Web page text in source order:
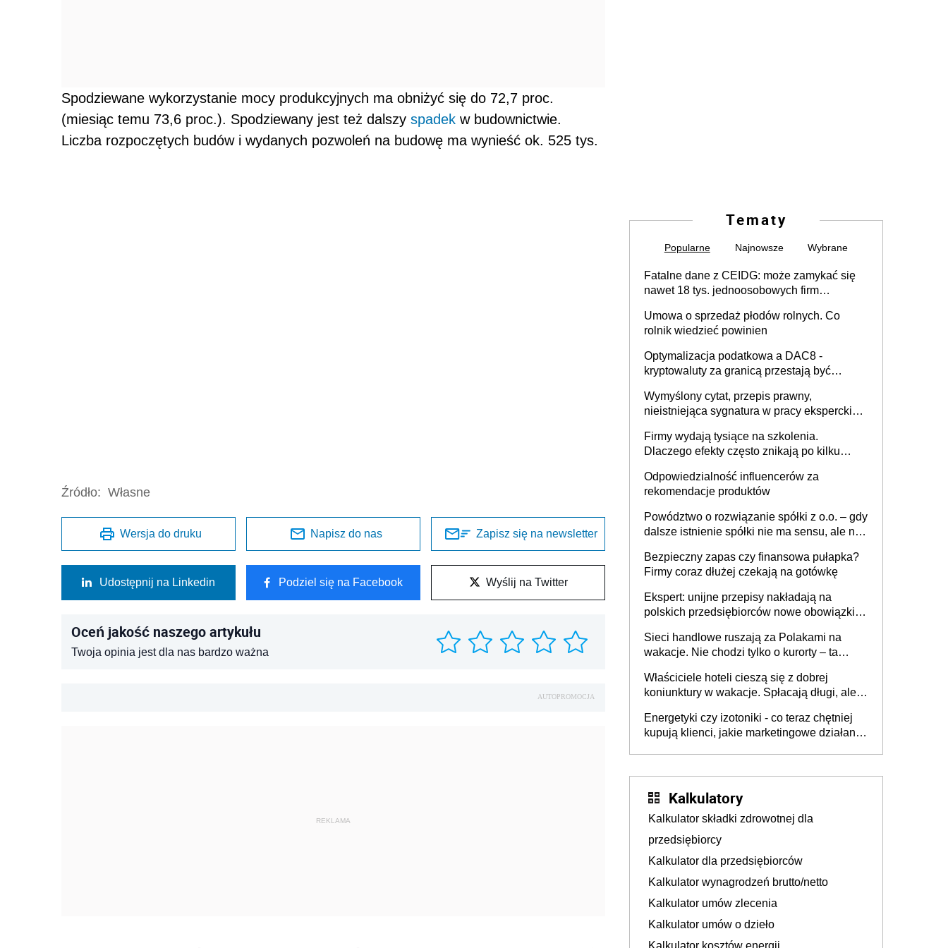
Spodziewane wykorzystanie mocy produkcyjnych ma obniżyć się do 72,7 proc.
(miesiąc temu 73,6 proc.). Spodziewany jest też dalszy spadek w budownictwie.
Liczba rozpoczętych budów i wydanych pozwoleń na budowę ma wynieść ok. 525 tys.
Źródło: Własne
Wersja do druku Napisz do nas Zapisz się na newsletter
Udostępnij na Linkedin Podziel się na Facebook Wyślij na Twitter
Oceń jakość naszego artykułu
Twoja opinia jest dla nas bardzo ważna
AUTOPROMOCJA
REKLAMA
Tematy
Popularne Najnowsze Wybrane
Fatalne dane z CEIDG: może zamykać się
nawet 18 tys. jednoosobowych firm
Umowa o sprzedaż płodów rolnych. Co
rolnik wiedzieć powinien
Optymalizacja podatkowa a DAC8 -
kryptowaluty za granicą przestają być
Wymyślony cytat, przepis prawny,
nieistniejąca sygnatura w pracy eksperckiej -
firmie
Firmy wydają tysiące na szkolenia.
Dlaczego efekty często znikają po kilku
Odpowiedzialność influencerów za
rekomendacje produktów
Powództwo o rozwiązanie spółki z o.o. – gdy
dalsze istnienie spółki nie ma sensu, ale nie
Bezpieczny zapas czy finansowa pułapka?
Firmy coraz dłużej czekają na gotówkę
Ekspert: unijne przepisy nakładają na
polskich przedsiębiorców nowe obowiązki w
Sieci handlowe ruszają za Polakami na
wakacje. Nie chodzi tylko o kurorty – ta
tam, gdzie wielu spędzi urlop po cichu
Właściciele hoteli cieszą się z dobrej
koniunktury w wakacje. Spłacają długi, ale
Energetyki czy izotoniki - co teraz chętniej
kupują klienci, jakie marketingowe działania
Kalkulatory
Kalkulator składki zdrowotnej dla
przedsiębiorcy
Kalkulator dla przedsiębiorców
Kalkulator wynagrodzeń brutto/netto
Kalkulator umów zlecenia
Kalkulator umów o dzieło